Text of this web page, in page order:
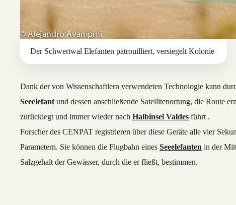
Der Schwertwal Elefanten patrouilliert, versiegelt Kolonie
Dank der von Wissenschaftlern verwendeten Technologie kann
Seeelefant und dessen anschließende Satellitenortung, die Route
zurücklegt und immer wieder nachHalbinsel Valdes führt .
Forscher des CENPAT registrieren über diese Geräte alle vier
Parametern. Sie können die Flugbahn einesSeeelefanten in der
Salzgehalt der Gewässer, durch die er fließt, bestimmen.